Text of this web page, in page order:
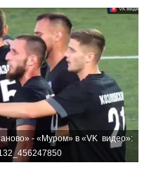
- «Муром» в «VK видео»: